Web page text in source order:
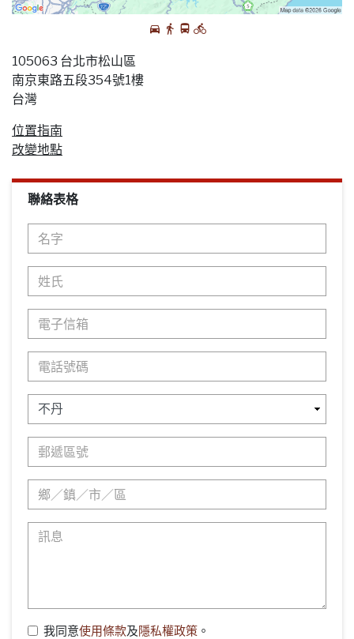
105063 台北市松山區
南京東路五段354號1樓
台灣
位置指南
改變地點
聯絡表格
我同意使用條款及隱私權政策 。